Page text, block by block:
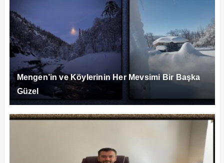
Mengen’in ve Köylerinin Her Mevsimi Bir Başka
Güzel